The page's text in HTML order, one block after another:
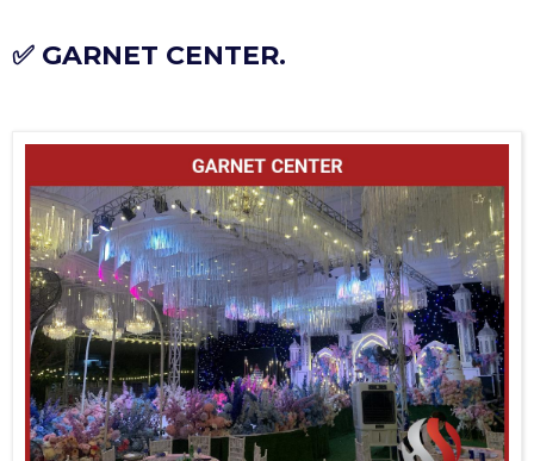
✅ GARNET CENTER.